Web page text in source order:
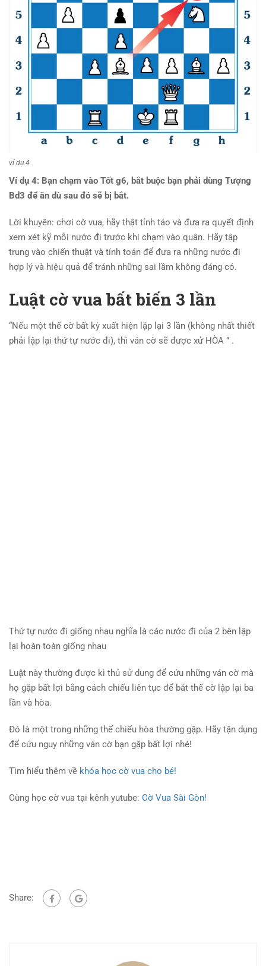
ví dụ 4
Ví dụ 4: Bạn chạm vào Tốt g6, bắt buộc bạn phải dùng Tượng
Bd3 để ăn dù sau đó sẽ bị bắt.
Lời khuyên: chơi cờ vua, hãy thật tỉnh táo và đưa ra quyết định
xem xét kỹ mỗi nước đi trước khi chạm vào quân. Hãy tập
trung vào chiến thuật và tính toán để đưa ra những nước đi
hợp lý và hiệu quả để tránh những sai lầm không đáng có.
Luật cờ vua bất biến 3 lần
“Nếu một thế cờ bất kỳ xuất hiện lặp lại 3 lần (không nhất thiết
phải lập lại thứ tự nước đi), thì ván cờ sẽ được xử HÒA ” .
Thứ tự nước đi giống nhau nghĩa là các nước đi của 2 bên lập
lại hoàn toàn giống nhau
Luật này thường được kì thủ sử dung để cứu những ván cờ mà
họ gặp bất lợi bằng cách chiếu liên tục để bắt thế cờ lập lại ba
lần và hòa.
Đó là một trong những thế chiếu hòa thường gặp. Hãy tận dụng
để cứu nguy những ván cờ bạn gặp bất lợi nhé!
Tìm hiểu thêm về khóa học cờ vua cho bé!
Cùng học cờ vua tại kênh yutube: Cờ Vua Sài Gòn!
Share: